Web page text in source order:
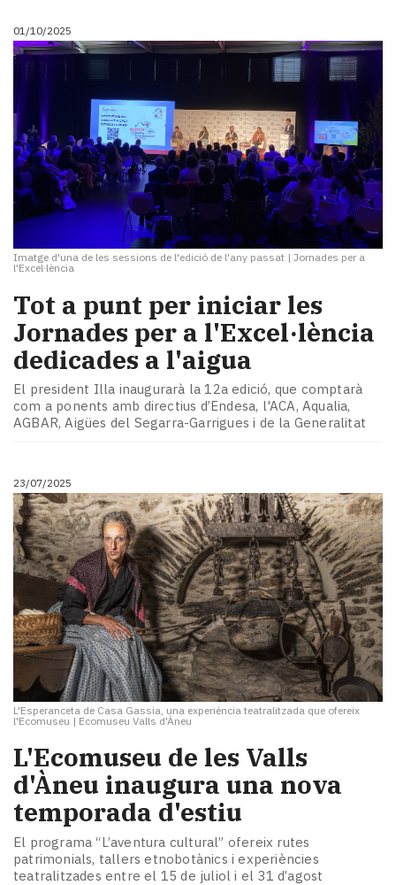
01/10/2025
Imatge d'una de les sessions de l'edició de l'any passat | Jornades per a
l'Excel·lència
Tot a punt per iniciar les
Jornades per a l'Excel·lència
dedicades a l'aigua
El president Illa inaugurarà la 12a edició, que comptarà
com a ponents amb directius d’Endesa, l'ACA, Aqualia,
AGBAR, Aigües del Segarra-Garrigues i de la Generalitat
23/07/2025
L'Esperanceta de Casa Gassia, una experiència teatralitzada que ofereix
l'Ecomuseu | Ecomuseu Valls d'Àneu
L'Ecomuseu de les Valls
d'Àneu inaugura una nova
temporada d'estiu
El programa “L’aventura cultural” ofereix rutes
patrimonials, tallers etnobotànics i experiències
teatralitzades entre el 15 de juliol i el 31 d’agost